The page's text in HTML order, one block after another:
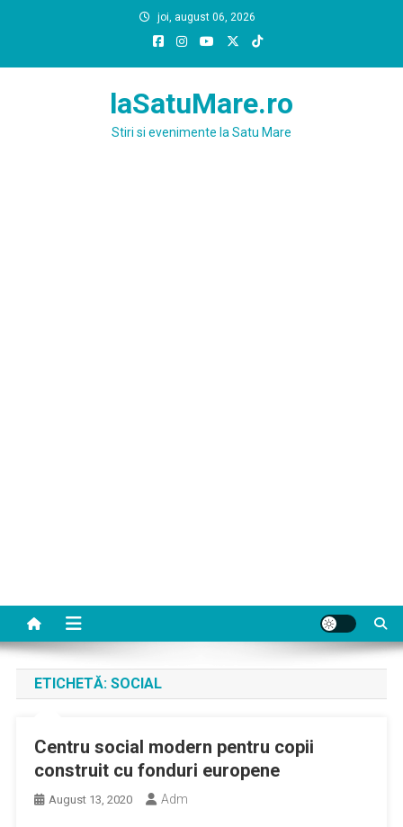
joi, august 06, 2026
laSatuMare.ro
Stiri si evenimente la Satu Mare
ETICHETĂ: SOCIAL
Centru social modern pentru copii
construit cu fonduri europene
August 13, 2020 Adm